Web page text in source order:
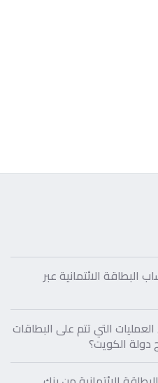
الائتمانية عبر
التي تتم على البطاقات
دولة الكويت؟